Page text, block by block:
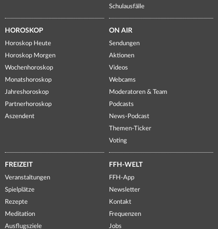
Schulausfälle
HOROSKOP
Horoskop Heute
Horoskop Morgen
Wochenhoroskop
Monatshoroskop
Jahreshoroskop
Partnerhoroskop
Aszendent
ON AIR
Sendungen
Aktionen
Videos
Webcams
Moderatoren & Team
Podcasts
News-Podcast
Themen-Ticker
Voting
FREIZEIT
Veranstaltungen
Spielplätze
Rezepte
Meditation
Ausflugsziele
FFH-WELT
FFH-App
Newsletter
Kontakt
Frequenzen
Jobs